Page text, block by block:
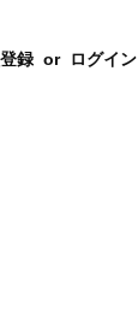
録 or ログイン